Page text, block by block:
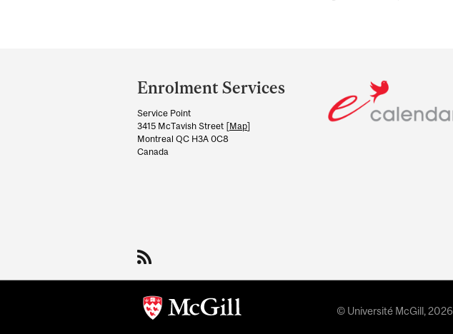
and
University
Information
Enrolment Services
Service Point
3415 McTavish Street [Map]
Montreal QC H3A 0C8
Canada
© Université McGill, 2026